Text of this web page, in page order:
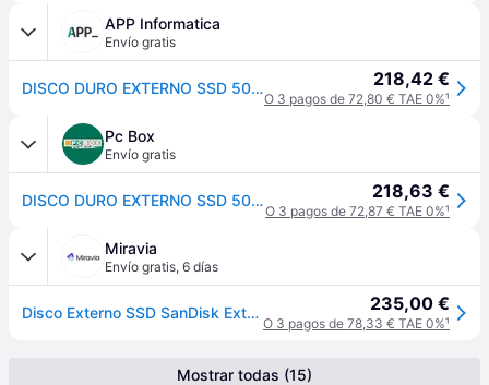
APP Informatica
Envío gratis
DISCO DURO EXTERNO SSD 500GB WESTERN DIGITAL 218,42 €
O 3 pagos de 72,80 € TAE 0%¹
Pc Box
Envío gratis
DISCO DURO EXTERNO SSD 500GB WESTERN DIGITAL 218,63 €
O 3 pagos de 72,87 € TAE 0%¹
Miravia
Envío gratis, 6 días
Disco Externo SSD SanDisk Extreme Portable V2 500GB/ USB 3.2 Gen 2 SANDISK SND-SSD E POR V2 500GB 235,00 €
O 3 pagos de 78,33 € TAE 0%¹
Mostrar todas (15)